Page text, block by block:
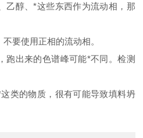
乙醇、*这些东西作为流动相，那
要使用正相的流动相。
跑出来的色谱峰可能*不同。检测
类的物质，很有可能导致填料坍